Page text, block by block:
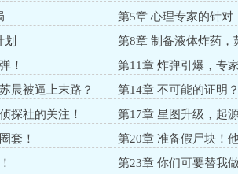
第5章 心理专家的针对
划
第8章 制备液体炸药，
！
第11章 炸弹引爆，专
晨被逼上末路？
第14章 不可能的证明
探社的关注！
第17章 星图升级，起
套！ 第20章 准备假尸块！
第23章 你们可要替我